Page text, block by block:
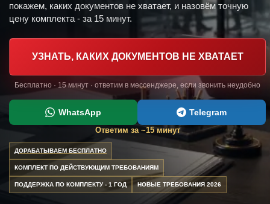
покажем, каких документов не хватает, и назовём точную
цену комплекта - за 15 минут.
УЗНАТЬ, КАКИХ ДОКУМЕНТОВ НЕ ХВАТАЕТ
Бесплатно · 15 минут · ответим в мессенджере, если звонить неудобно
WhatsApp Telegram
Ответим за ~15 минут
ДОРАБАТЫВАЕМ БЕСПЛАТНО
КОМПЛЕКТ ПО ДЕЙСТВУЮЩИМ ТРЕБОВАНИЯМ
ПОДДЕРЖКА ПО КОМПЛЕКТУ - 1 ГОД НОВЫЕ ТРЕБОВАНИЯ 2026